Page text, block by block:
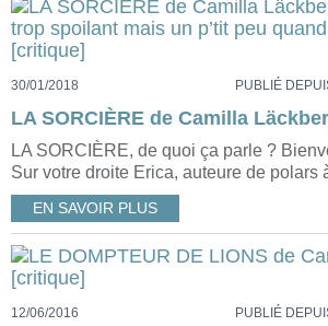
30/01/2018 PUBLIÉ
LA SORCIÈRE, de quoi ça parle ?
Sur votre droite Erica, auteure de polars
EN SAVOIR PLUS
12/06/2016 PUBLIÉ